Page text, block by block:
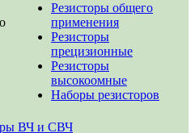
Резисторы общего
применения
Резисторы
прецизионные
Резисторы
высокоомные
Наборы резисторов
ВЧ и СВЧ